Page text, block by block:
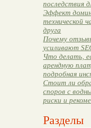
последствия
Эффект
технической
друга
Почему
усиливают
Что делать,
арендную
подробная
Стоит ли
споров с
риски и
Разделы